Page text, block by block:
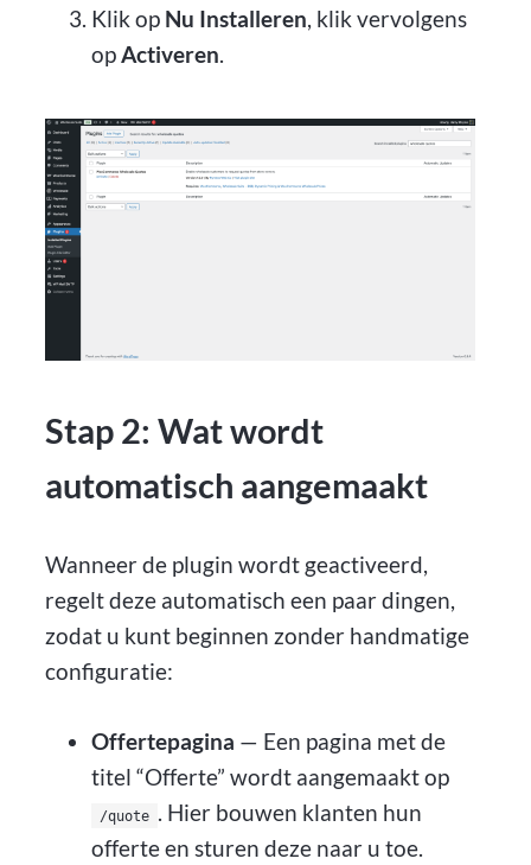
Klik op Nu Installeren, klik vervolgens
opActiveren.
Stap 2: Wat wordt
automatisch aangemaakt
Wanneer de plugin wordt geactiveerd,
regelt deze automatisch een paar dingen,
zodat u kunt beginnen zonder handmatige
configuratie:
Offertepagina — Een pagina met de
titel “Offerte” wordt aangemaakt op
/quote . Hier bouwen klanten hun
offerte en sturen deze naar u toe.